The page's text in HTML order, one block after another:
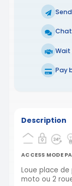
Chat
Pay
Description
ACCESS MODE
Loue place
moto ou 2